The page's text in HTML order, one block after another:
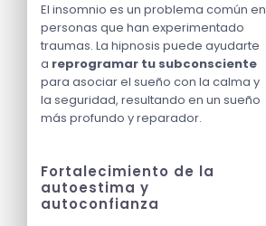
El insomnio es un problema común en
personas que han experimentado
traumas. La hipnosis puede ayudarte
a reprogramar tu subconsciente
para asociar el sueño con la calma y
la seguridad, resultando en un sueño
más profundo y reparador.
Fortalecimiento de la
autoestima y
autoconfianza